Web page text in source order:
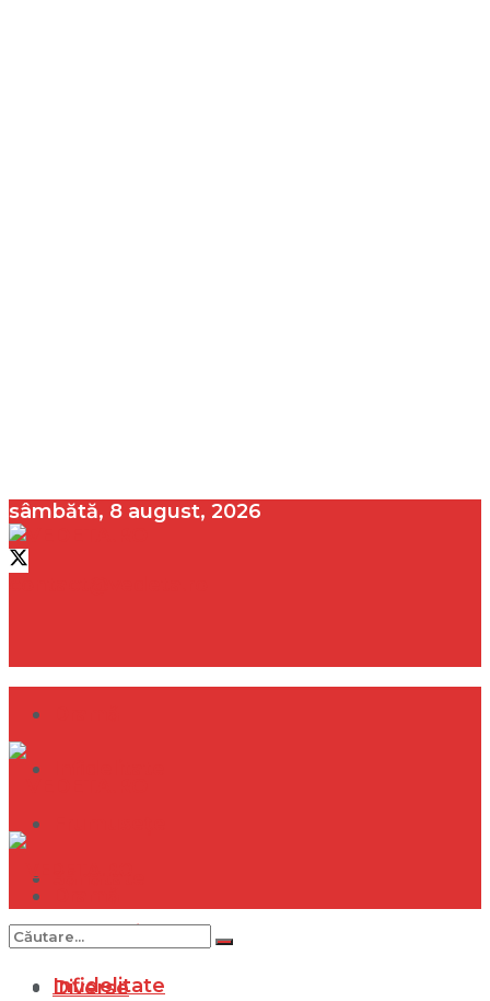
sâmbătă, 8 august, 2026
Internațional
Diverse
Infidelitate